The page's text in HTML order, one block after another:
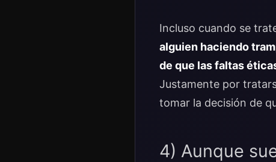
Incluso cuando se
alguien haciendo
de que las faltas
Justamente por
tomar la decisión de
4) Aunque